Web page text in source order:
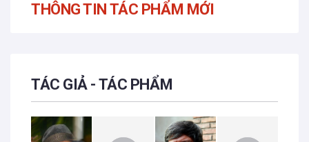
THÔNG TIN TÁC PHẨM MỚI
TÁC GIẢ - TÁC PHẨM